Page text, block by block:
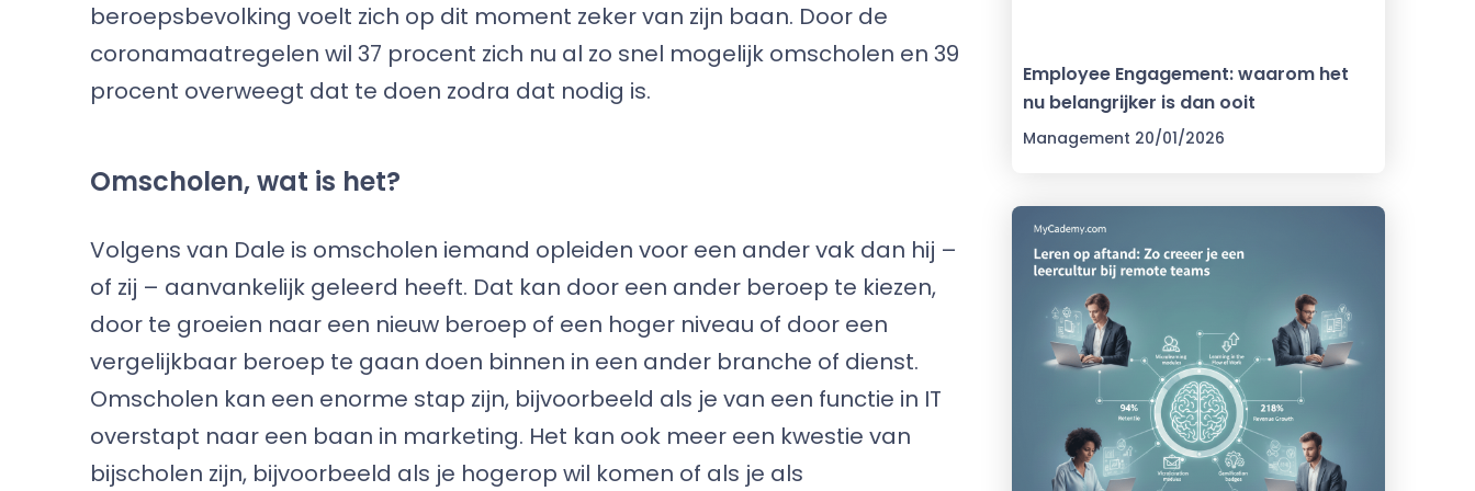
beroepsbevolking voelt zich op dit moment zeker van zijn baan. Door de
coronamaatregelen wil 37 procent zich nu al zo snel mogelijk omscholen en 39
procent overweegt dat te doen zodra dat nodig is.
Omscholen, wat is het?
Volgens van Dale is omscholen iemand opleiden voor een ander vak dan hij –
of zij – aanvankelijk geleerd heeft. Dat kan door een ander beroep te kiezen,
door te groeien naar een nieuw beroep of een hoger niveau of door een
vergelijkbaar beroep te gaan doen binnen in een ander branche of dienst.
Omscholen kan een enorme stap zijn, bijvoorbeeld als je van een functie in IT
overstapt naar een baan in marketing. Het kan ook meer een kwestie van
bijscholen zijn, bijvoorbeeld als je hogerop wil komen of als je als
Employee Engagement: waarom het
nu belangrijker is dan ooit
Management 20/01/2026